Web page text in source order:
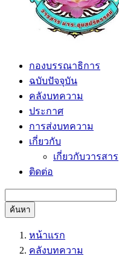
กองบรรณาธิการ
ฉบับปัจจุบัน
คลังบทความ
ประกาศ
การส่งบทความ
เกี่ยวกับ
เกี่ยวกับวารสาร
ติดต่อ
ค้นหา
หน้าแรก
คลังบทความ